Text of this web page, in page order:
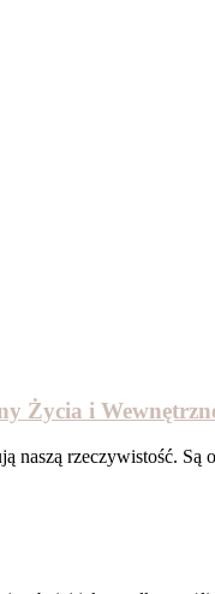
Życia i
naszą rzeczywistość.